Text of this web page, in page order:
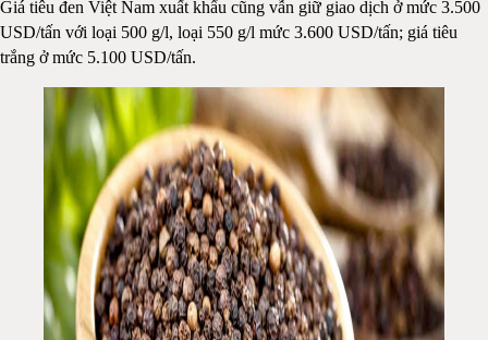
Giá tiêu đen Việt Nam xuất khẩu cũng vẫn giữ giao dịch ở mức 3.500
USD/tấn với loại 500 g/l, loại 550 g/l mức 3.600 USD/tấn; giá tiêu
trắng ở mức 5.100 USD/tấn.